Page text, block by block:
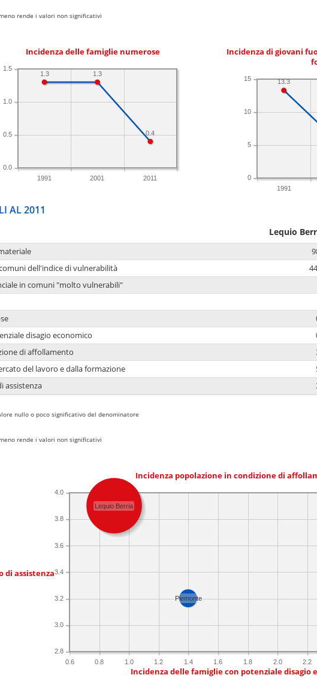
rende i valori non significativi
Incidenza delle famiglie numerose
1991 2001 2011
0.0
0.5
1.0
1.5
0.4
1.3
1.3
Incidenza di giovani
1991
0
5
10
15 13.3
AL 2011
Lequio
dell'indice di vulnerabilità
in comuni "molto vulnerabili"
disagio economico
di affollamento
del lavoro e dalla formazione
assistenza
nullo o poco significativo del denominatore
rende i valori non significativi
Incidenza popolazione in condizione di
di assistenza
0.6 0.8 1.0 1.2 1.4 1.6 1.8 2.0 2.2
2.8
3.0
3.2
3.4
3.6
3.8
4.0
Lequio Berria
Piemonte
Incidenza delle famiglie con potenziale disagio